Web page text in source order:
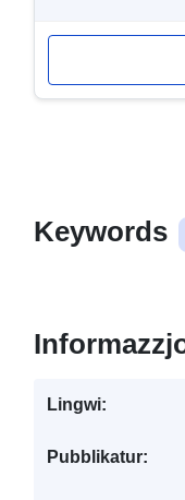
Keywords
Lingwi:
Pubblikatur: